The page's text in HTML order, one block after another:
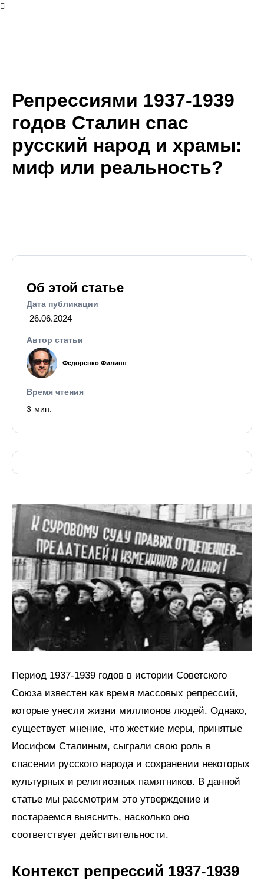
Репрессиями 1937-1939
годов Сталин спас
русский народ и храмы:
миф или реальность?
Период 1937-1939 годов в истории Советского
Союза известен как время массовых репрессий,
которые унесли жизни миллионов людей. Однако,
существует мнение, что жесткие меры, принятые
Иосифом Сталиным, сыграли свою роль в
спасении русского народа и сохранении некоторых
культурных и религиозных памятников. В данной
статье мы рассмотрим это утверждение и
постараемся выяснить, насколько оно
соответствует действительности.
Контекст репрессий 1937-1939
Об этой статье
Дата публикации
26.06.2024
Автор статьи
Федоренко Филипп
Время чтения
3 мин.